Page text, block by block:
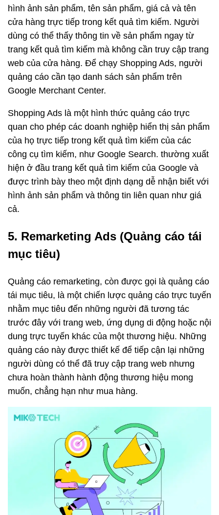
hình ảnh sản phẩm, tên sản phẩm, giá cả và tên
cửa hàng trực tiếp trong kết quả tìm kiếm. Người
dùng có thể thấy thông tin về sản phẩm ngay từ
trang kết quả tìm kiếm mà không cần truy cập trang
web của cửa hàng. Để chạy Shopping Ads, người
quảng cáo cần tạo danh sách sản phẩm trên
Google Merchant Center.
Shopping Ads là một hình thức quảng cáo trực
quan cho phép các doanh nghiệp hiển thị sản phẩm
của họ trực tiếp trong kết quả tìm kiếm của các
công cụ tìm kiếm, như Google Search. thường xuất
hiện ở đầu trang kết quả tìm kiếm của Google và
được trình bày theo một định dạng dễ nhận biết với
hình ảnh sản phẩm và thông tin liên quan như giá
cả.
5. Remarketing Ads (Quảng cáo tái
mục tiêu)
Quảng cáo remarketing, còn được gọi là quảng cáo
tái mục tiêu, là một chiến lược quảng cáo trực tuyến
nhằm mục tiêu đến những người đã tương tác
trước đây với trang web, ứng dụng di động hoặc nội
dung trực tuyến khác của một thương hiệu. Những
quảng cáo này được thiết kế để tiếp cận lại những
người dùng có thể đã truy cập trang web nhưng
chưa hoàn thành hành động thương hiệu mong
muốn, chẳng hạn như mua hàng.